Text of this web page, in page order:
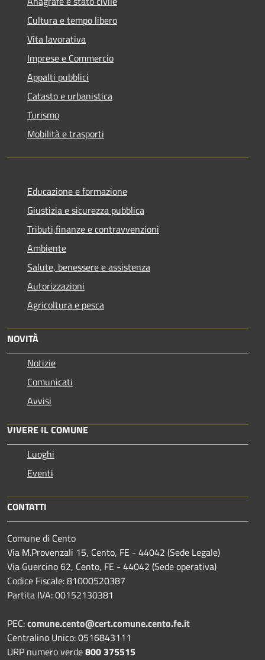
Cultura e tempo libero
Vita lavorativa
Imprese e Commercio
Appalti pubblici
Catasto e urbanistica
Turismo
Mobilità e trasporti
Educazione e formazione
Giustizia e sicurezza pubblica
Tributi,finanze e contravvenzioni
Ambiente
Salute, benessere e assistenza
Autorizzazioni
Agricoltura e pesca
NOVITÀ
Notizie
Comunicati
Avvisi
VIVERE IL COMUNE
Luoghi
Eventi
CONTATTI
Comune di Cento
Via M.Provenzali 15, Cento, FE - 44042 (Sede Legale)
Via Guercino 62, Cento, FE - 44042 (Sede operativa)
Codice Fiscale: 81000520387
Partita IVA: 00152130381
PEC:comune.cento@cert.comune.cento.fe.it
Centralino Unico: 0516843111
URP numero verde800 375515